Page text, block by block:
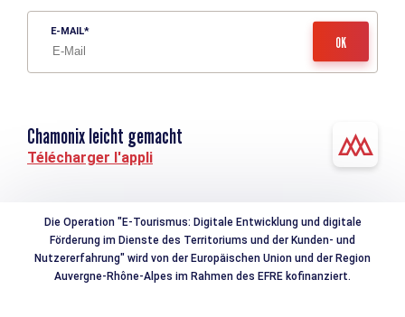
E-MAIL
Chamonix leicht gemacht
Télécharger l'appli
Die Operation "E-Tourismus: Digitale Entwicklung und digitale
Förderung im Dienste des Territoriums und der Kunden- und
Nutzererfahrung" wird von der Europäischen Union und der Region
Auvergne-Rhône-Alpes im Rahmen des EFRE kofinanziert.